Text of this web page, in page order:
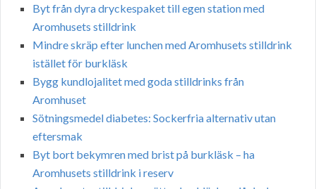
Byt från dyra dryckespaket till egen station med
Aromhusets stilldrink
Mindre skräp efter lunchen med Aromhusets stilldrink
istället för burkläsk
Bygg kundlojalitet med goda stilldrinks från
Aromhuset
Sötningsmedel diabetes: Sockerfria alternativ utan
eftersmak
Byt bort bekymren med brist på burkläsk – ha
Aromhusets stilldrink i reserv